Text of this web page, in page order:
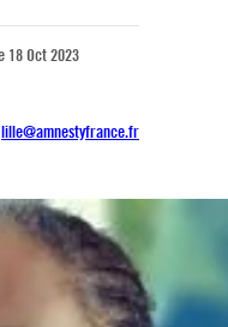
18 Oct 2023
lille@amnestyfrance.fr